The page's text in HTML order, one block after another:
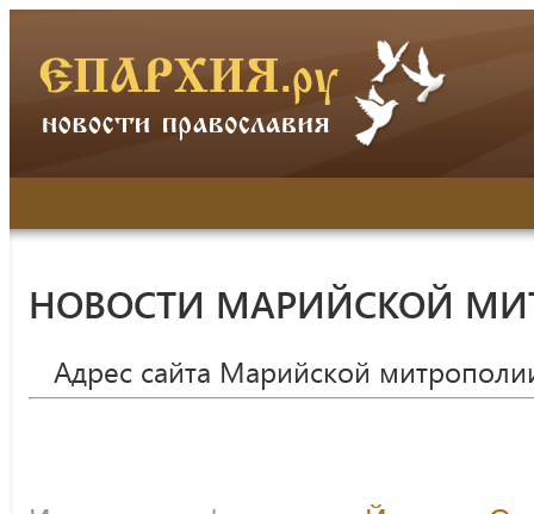
НОВОСТИ МАРИЙСКОЙ
Адрес сайта Марийской